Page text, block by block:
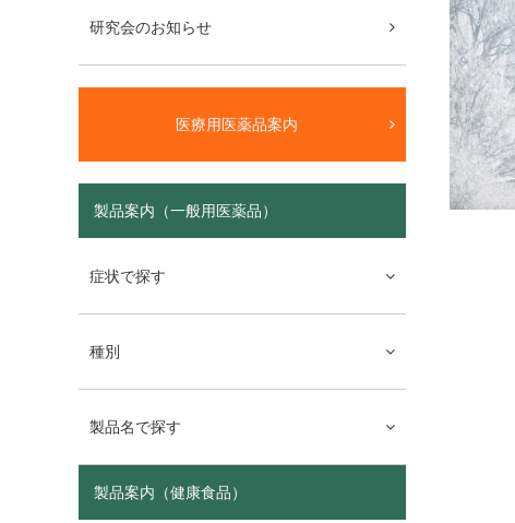
研究会のお知らせ
医療用医薬品案内
製品案内（一般用医薬品）
症状で探す
種別
製品名で探す
製品案内（健康食品）